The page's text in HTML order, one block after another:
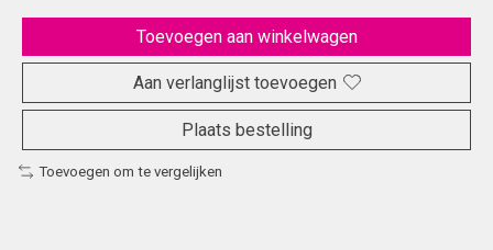
Toevoegen aan winkelwagen
Aan verlanglijst toevoegen
Plaats bestelling
Toevoegen om te vergelijken